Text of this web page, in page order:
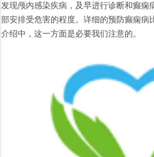
发现颅内感染疾病，及早进行诊断和癫痫
部安排受危害的程度。详细的预防癫痫病
介绍中，这一方面是必要我们注意的。